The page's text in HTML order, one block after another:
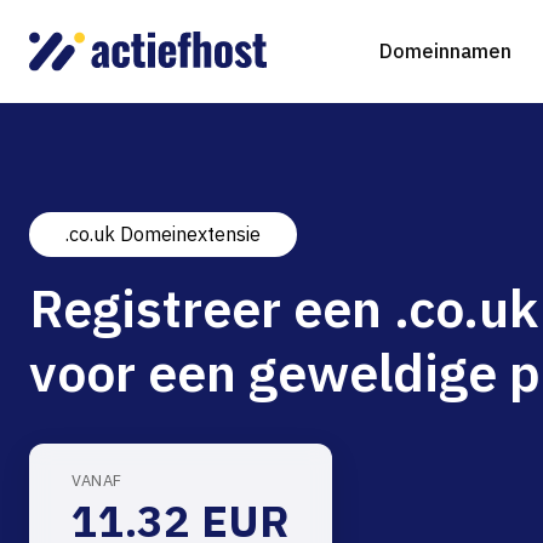
Domeinnamen
Domeinnaam registreren
Domeinnaam verhuizen
gTLD-extensies
Webhosting
NGINX Hosting
Virtual Servers
Beheerde Cloud Virtuele Server
.co.uk Domeinextensie
Registreer een
voor een geweldige
VANAF
11.32 EUR